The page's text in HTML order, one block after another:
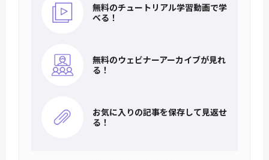
無料のチュートリアル学習動画で学
べる！
無料のウェビナーアーカイブが見れ
る！
お気に入りの記事を保存して見返せ
る！